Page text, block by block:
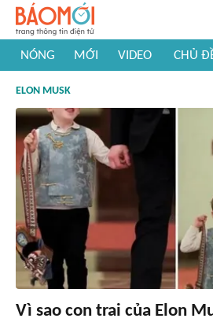
NÓNG MỚI VIDEO CHỦ
#Khám phá thế giới
ELON MUSK
Vì sao con trai của Elon